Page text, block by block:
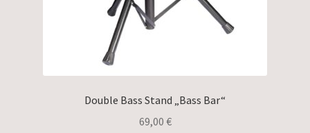
Double Bass Stand „Bass Bar“
69,00 €